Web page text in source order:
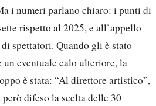
i numeri parlano chiaro: i punti di
rispetto al 2025, e all’appello
spettatori. Quando gli è stato
eventuale calo ulteriore, la
è stata: “Al direttore artistico”,
difeso la scelta delle 30